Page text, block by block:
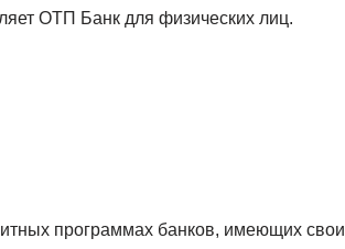
ОТП Банк для физических лиц.
программах банков, имеющих свои